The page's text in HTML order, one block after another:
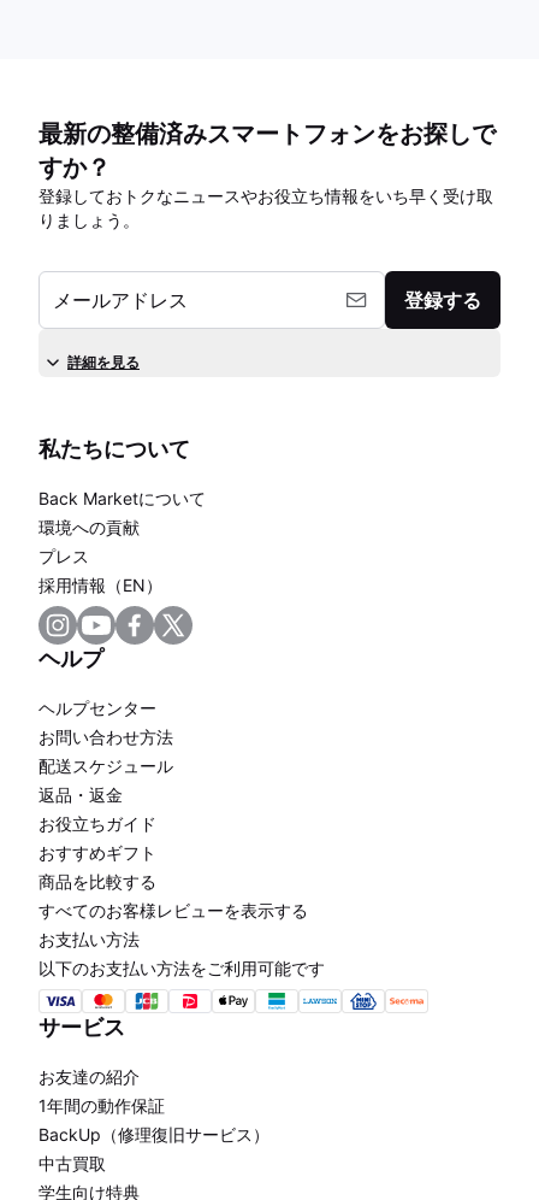
最新の整備済みスマートフォンをお探しで
すか？
登録しておトクなニュースやお役立ち情報をいち早く受け取
りましょう。
メールアドレス 登録する
詳細を見る
私たちについて
Back Marketについて
環境への貢献
プレス
採用情報（EN）
ヘルプ
ヘルプセンター
お問い合わせ方法
配送スケジュール
返品・返金
お役立ちガイド
おすすめギフト
商品を比較する
すべてのお客様レビューを表示する
お支払い方法
以下のお支払い方法をご利用可能です
サービス
お友達の紹介
1年間の動作保証
BackUp（修理復旧サービス）
中古買取
学生向け特典